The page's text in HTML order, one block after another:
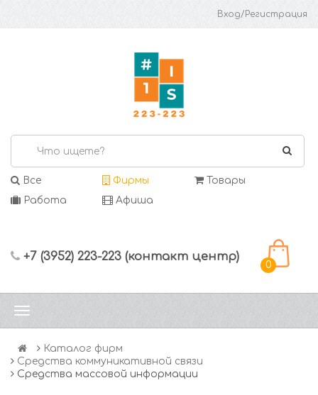
Вход/Регистрация
Все Фирмы
Товары
Работа
Афиша
+7 (3952) 223-223 (контакт центр)
0
Каталог фирм
Средства коммуникативной связи
Средства массовой информации